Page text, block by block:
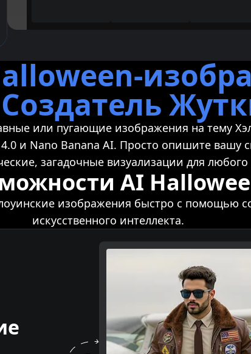
или пугающие изображения на тему
и Nano Banana AI. Просто опишите вашу
загадочные визуализации для любого
AI
изображения быстро с помощью
искусственного интеллекта.